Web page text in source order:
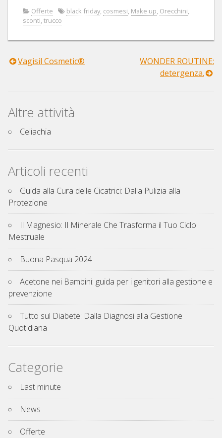
Offerte black friday, cosmesi, Make up, Orecchini,
sconti, trucco
Navigazione
Vagisil Cosmetic®
WONDER ROUTINE:
detergenza.
Altre attività
Celiachia
Articoli recenti
Guida alla Cura delle Cicatrici: Dalla Pulizia alla
Protezione
Il Magnesio: Il Minerale Che Trasforma il Tuo Ciclo
Mestruale
Buona Pasqua 2024
Acetone nei Bambini: guida per i genitori alla gestione e
prevenzione
Tutto sul Diabete: Dalla Diagnosi alla Gestione
Quotidiana
Categorie
Last minute
News
Offerte